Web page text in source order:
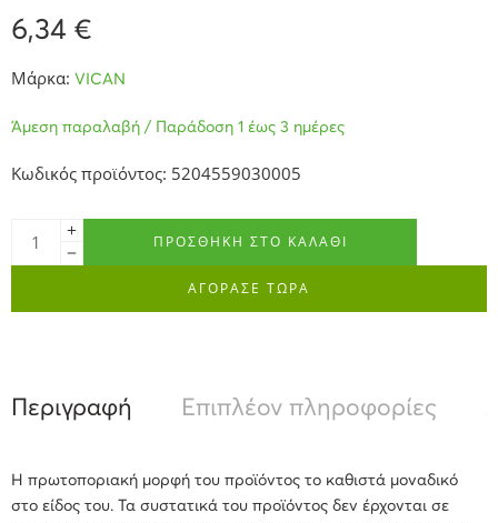
6,34 €
Μάρκα: VICAN
Άμεση παραλαβή / Παράδοση 1 έως 3 ημέρες
Κωδικός προϊόντος: 5204559030005
ΠΡΟΣΘΉΚΗ ΣΤΟ ΚΑΛΆΘΙ
ΑΓΟΡΑΣΕ ΤΩΡΑ
Περιγραφή Επιπλέον πληροφορίες
Η πρωτοποριακή μορφή του προϊόντος το καθιστά μοναδικό
στο είδος του. Τα συστατικά του προϊόντος δεν έρχονται σε